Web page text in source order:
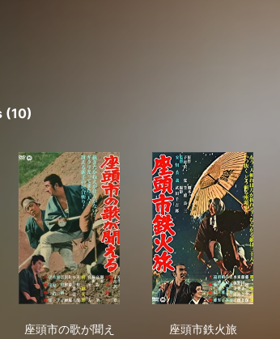
(10)
座頭市の歌が聞え
座頭市鉄火旅